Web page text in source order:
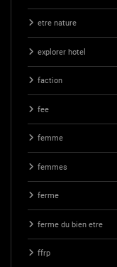
etre nature
explorer hotel
faction
fee
femme
femmes
ferme
ferme du bien etre
ffrp